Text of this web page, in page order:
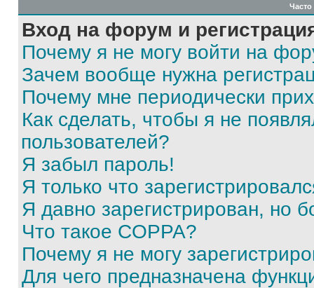
Вход на форум и
Почему я не могу войти на
Зачем вообще нужна
Почему мне периодически
Как сделать, чтобы я не
пользователей?
Я забыл пароль!
Я только что
Я давно зарегистрирован, но
Что такое COPPA?
Почему я не могу
Для чего предназначена